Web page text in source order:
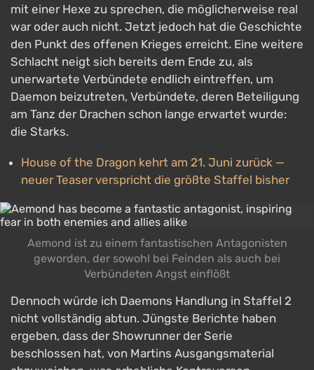
mit einer Hexe zu sprechen, die möglicherweise real
war oder auch nicht. Jetzt jedoch hat die Geschichte
den Punkt des offenen Krieges erreicht. Eine weitere
Schlacht neigt sich bereits dem Ende zu, als
unerwartete Verbündete endlich eintreffen, um
Daemon beizutreten, Verbündete, deren Beteiligung
am Tanz der Drachen schon lange erwartet wurde:
die Starks.
House of the Dragon kehrt am 21. Juni zurück —
neuer Teaser verspricht die größte Staffel bisher
Aemond ist zu einem fantastischen Antagonisten
geworden, der sowohl bei Feinden als auch bei
Verbündeten Angst einflößt
Dennoch würde ich Daemons Handlung in Staffel 2
nicht vollständig abtun. Jüngste Berichte haben
ergeben, dass der Showrunner der Serie
beschlossen hat, von Martins Ausgangsmaterial